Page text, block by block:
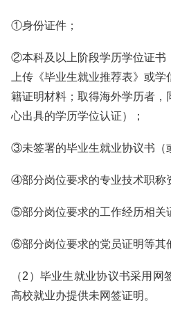
①身份证件；
②本科及以上阶段学历学位证书
上传《毕业生就业推荐表》或
籍证明材料；取得海外学历者，
心出具的学历学位认证）；
③未签署的毕业生就业协议书（
④部分岗位要求的专业技术职称
⑤部分岗位要求的工作经历相关
⑥部分岗位要求的党员证明等其
（2）毕业生就业协议书采用
高校就业办提供未网签证明。